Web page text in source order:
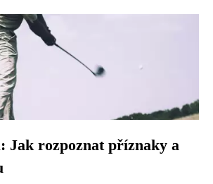
Jak rozpoznat příznaky a